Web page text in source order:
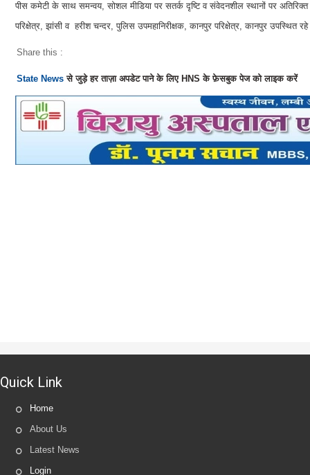
पीस कमेटी के साथ समन्वय, सोशल मीडिया पर सतर्क दृष्टि व संवेदनशील स्थानों पर
परिक्षेत्र, झांसी व हरीश चन्दर, पुलिस उपमहानिरीक्षक, कानपुर परिक्षेत्र, कानपुर उपस्थित
Share this :
State News से जुड़े हर ताज़ा अपडेट पाने के लिए HNS के फ़ेसबुक पेज को लाइक करें
Quick Link
Home
About Us
Latest News
Login